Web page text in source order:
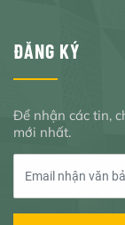
ĐĂNG KÝ
Để nhận các tin,
mới nhất.